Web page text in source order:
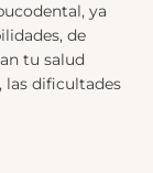
ya
de
tu salud
las dificultades